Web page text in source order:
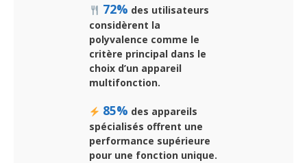
72% des utilisateurs
considèrent la
polyvalence comme le
critère principal dans le
choix d’un appareil
multifonction.
85% des appareils
spécialisés offrent une
performance supérieure
pour une fonction unique.